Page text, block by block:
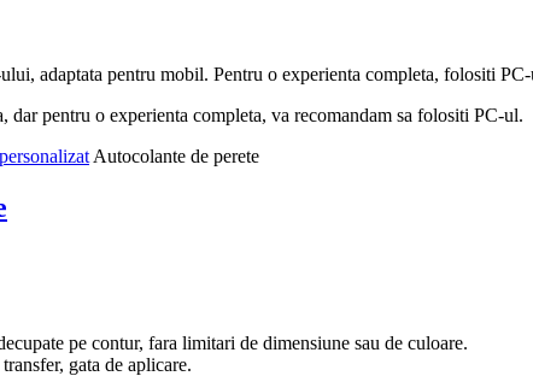
adaptata pentru mobil. Pentru o experienta completa, folositi
dar pentru o experienta completa, va recomandam sa folositi PC-ul.
Autocolante de perete
pe contur, fara limitari de dimensiune sau de culoare.
gata de aplicare.